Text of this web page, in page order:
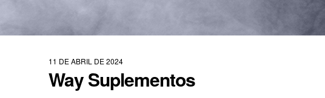
11 DE ABRIL DE 2024
Way Suplementos